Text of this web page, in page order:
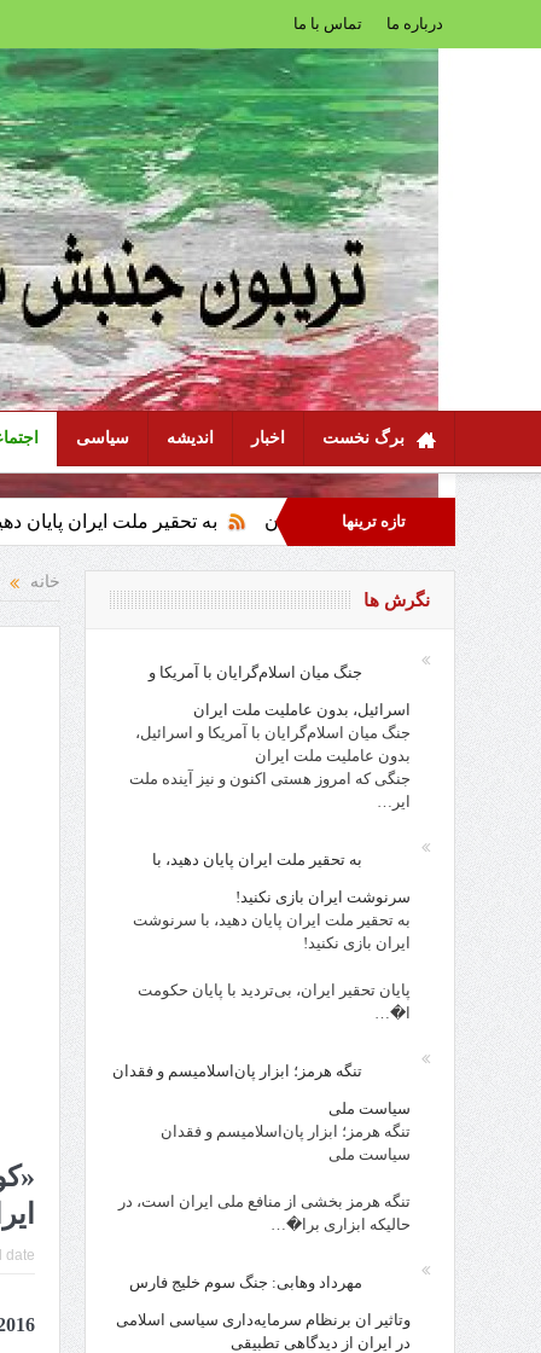
درباره ما تماس با ما
برگ نخست اخبار اندیشه سیاسی
تازه ترینهاعاملیت ملت ایران به تحقیر ملت ایران پایان دهید، با
نقد از افراد، احزاب، حکام و مقدسات! روز کارگر، روز جامعه
خانه
date:
نگرش ها
جنگ میان اسلام‌گرایان با آمریکا و
اسرائیل، بدون عاملیت ملت ایران
جنگ میان اسلام‌گرایان با آمریکا و اسرائیل،
بدون عاملیت ملت ایران
جنگی که امروز هستی اکنون و نیز آینده ملت
ایر…
به تحقیر ملت ایران پایان دهید، با
سرنوشت ایران بازی نکنید!
به تحقیر ملت ایران پایان دهید، با سرنوشت
ایران بازی نکنید!
پایان تحقیر ایران، بی‌تردید با پایان حکومت
ا�…
تنگه هرمز؛ ابزار پان‌اسلامیسم و فقدان
سیاست ملی
تنگه هرمز؛ ابزار پان‌اسلامیسم و فقدان
سیاست ملی
تنگه هرمز بخشی از منافع ملی ایران است، در
حالیکه ابزاری برا�…
مهرداد وهابی: جنگ سوم خلیج فارس
وتاثیر ان برنظام سرمایه‌داری سیاسی اسلامی
در ایران از دیدگاهی تطبیقی